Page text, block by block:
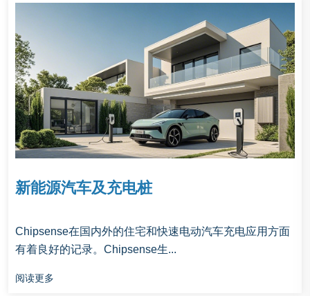
新能源汽车及充电桩
Chipsense在国内外的住宅和快速电动汽车充电应用方面
有着良好的记录。Chipsense生...
阅读更多